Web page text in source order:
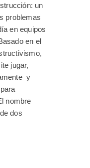
un
problemas
en equipos
en el
jugar,
y
nombre
dos